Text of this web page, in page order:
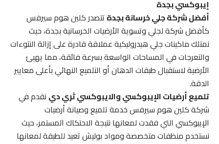
إيبوكسي بجدة
أفضل شركة جلي خرسانة بجدةتتصدر كلين هوم سيرفس
كأفضل شركة لجلي وتسوية الأرضيات الخرسانية بجدة، حيث
نمتلك ماكينات جلي هيدروليكية عملاقة قادرة على إزالة النتوءات
والتعرجات في المساحات الواسعة بسرعة فائقة، مما يهيئ
الأرضية لاستقبال طبقات الدهان أو التلميع النهائي بأعلى معايير
الدقة.
تلميع أرضيات الإيبوكسي والايبوكسي ثري دينقدم في
شركة كلين هوم سيرفس خدمة تلميع وصيانة أرضيات
الإيبوكسي التي فقدت لمعانها نتيجة الاحتكاك المستمر، حيث
نستخدم منظفات متخصصة ومواد بوليش تعيد للطبقة لمعانها